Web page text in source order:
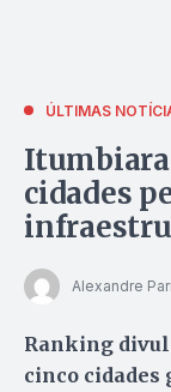
ÚLTIMAS
Itumbiara
cidades
Alexandre
Ranking
cinco cidades